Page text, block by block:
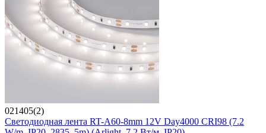
021405(2)
Светодиодная лента RT-A60-8mm 12V Day4000 CRI98 (7.2